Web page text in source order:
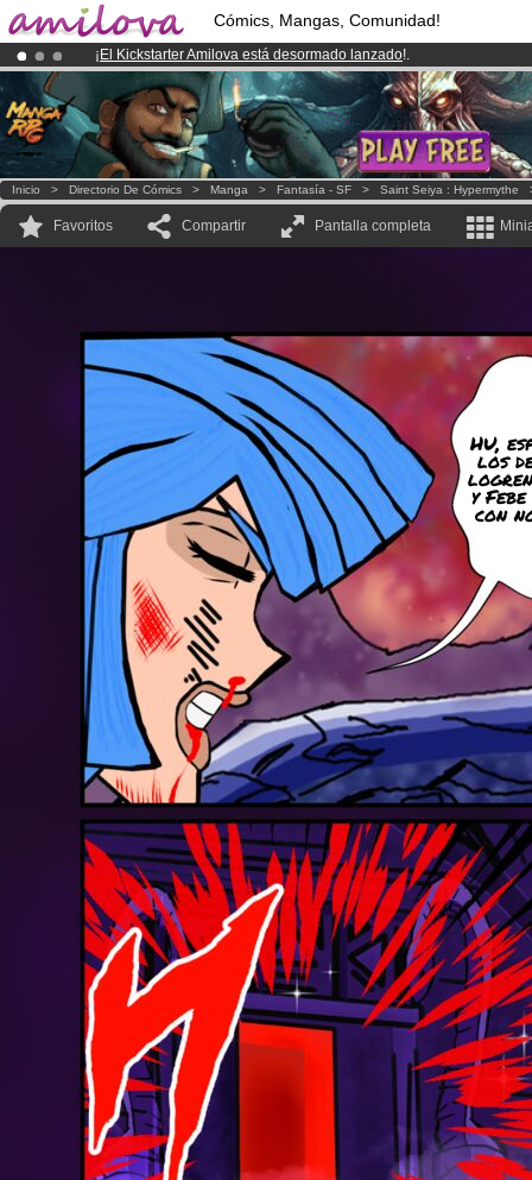
Cómics, Mangas, Comunidad!
¡ El Kickstarter Amilova está desormado lanzado!.
¡Ya tenemos 100000miembrosy 1000Cómics y Mangas!.
¡Conviertete en Premium por3.95 euros al mes!Hazte Premium ya
Inicio > Directorio De Cómics > Manga > Fantasía - SF > Saint Seiya : Hypermythe
Favoritos Compartir Pantalla completa
HU,
los
y
con